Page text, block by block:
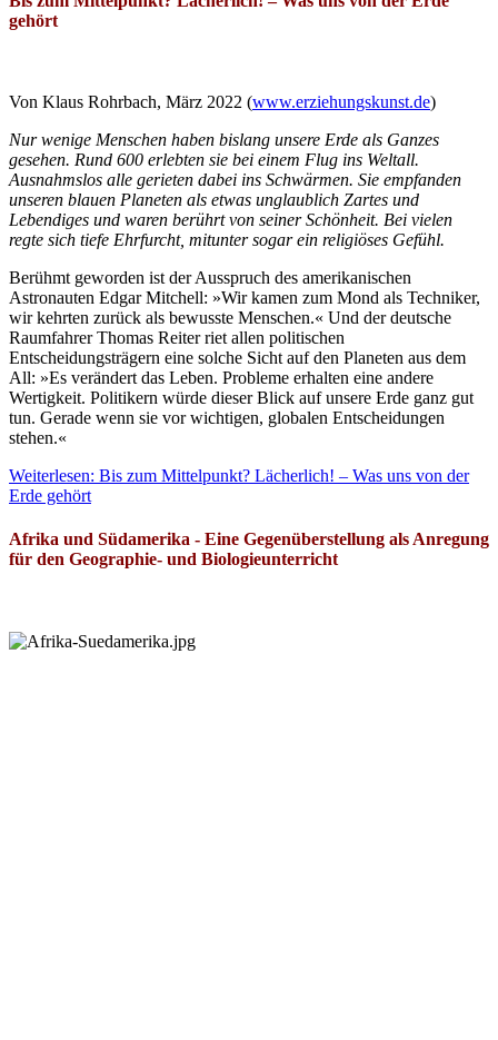
gehört
Von Klaus Rohrbach, März 2022 (www.erziehungskunst.de)
Nur wenige Menschen haben bislang unsere Erde als Ganzes
gesehen. Rund 600 erlebten sie bei einem Flug ins Weltall.
Ausnahmslos alle gerieten dabei ins Schwärmen. Sie empfanden
unseren blauen Planeten als etwas unglaublich Zartes und
Lebendiges und waren berührt von seiner Schönheit. Bei vielen
regte sich tiefe Ehrfurcht, mitunter sogar ein religiöses Gefühl.
Berühmt geworden ist der Ausspruch des amerikanischen
Astronauten Edgar Mitchell: »Wir kamen zum Mond als Techniker,
wir kehrten zurück als bewusste Menschen.« Und der deutsche
Raumfahrer Thomas Reiter riet allen politischen
Entscheidungsträgern eine solche Sicht auf den Planeten aus dem
All: »Es verändert das Leben. Probleme erhalten eine andere
Wertigkeit. Politikern würde dieser Blick auf unsere Erde ganz gut
tun. Gerade wenn sie vor wichtigen, globalen Entscheidungen
stehen.«
Weiterlesen: Bis zum Mittelpunkt? Lächerlich! – Was uns von der
Erde gehört
Afrika und Südamerika - Eine Gegenüberstellung als Anregung
für den Geographie- und Biologieunterricht